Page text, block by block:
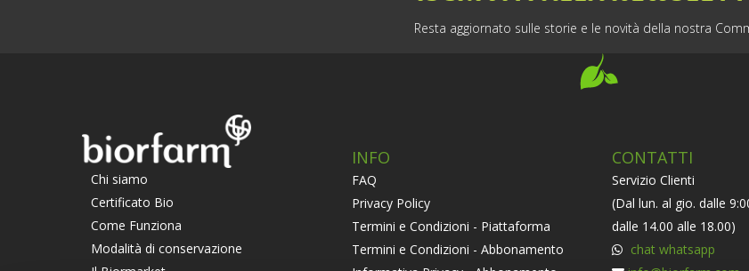
Resta aggiornato sulle storie e le novità della nostra
Chi siamo
Certificato Bio
Come Funziona
Modalità di conservazione
INFO
FAQ
Privacy Policy
Termini e Condizioni - Piattaforma
Termini e Condizioni - Abbonamento
CONTATTI
Servizio Clienti
(Dal lun. al gio. dalle
dalle 14.00 alle 18.00)
chat whatsapp